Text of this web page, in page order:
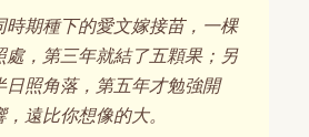
時期種下的愛文嫁接苗，一棵
處，第三年就結了五顆果；另
日照角落，第五年才勉強開
遠比你想像的大。